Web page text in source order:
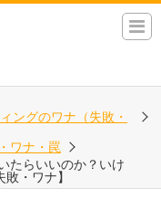
ングのワナ（失敗・
ワナ・罠
たらいいのか？いけ
・ワナ】